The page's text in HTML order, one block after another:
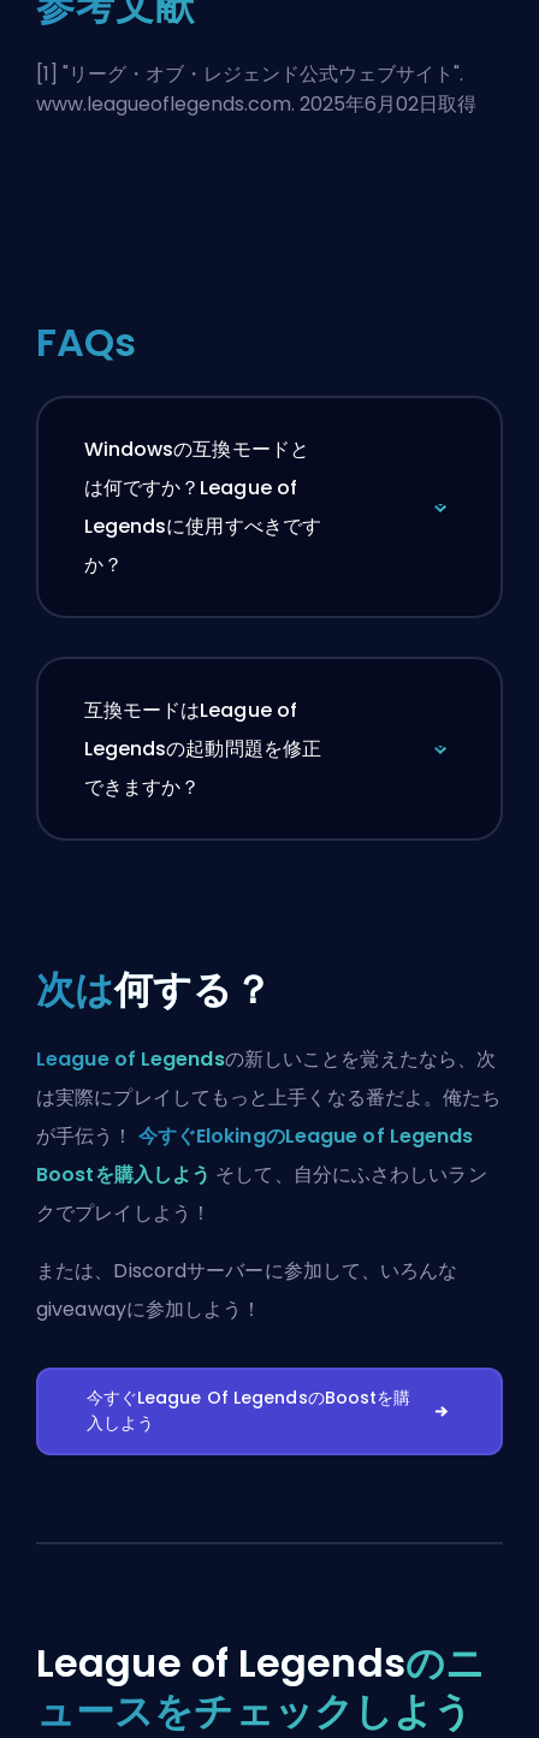
[1] "リーグ・オブ・レジェンド公式ウェブサイト".
www.leagueoflegends.com. 2025年6月02日取得
FAQs
Windowsの互換モードと
は何ですか？League of
Legendsに使用すべきです
か？
互換モードはLeague of
Legendsの起動問題を修正
できますか？
次は何する？
League of Legendsの新しいことを覚えたなら、次
は実際にプレイしてもっと上手くなる番だよ。俺たち
が手伝う！ 今すぐElokingのLeague of Legends
Boostを購入しよう そして、自分にふさわしいラン
クでプレイしよう！
または、 Discordサーバーに参加して、いろんな
giveawayに参加しよう！
今すぐLeague Of LegendsのBoostを購
入しよう
League of Legendsのニ
ュースをチェックしよう